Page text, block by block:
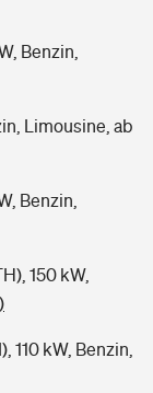
Benzin,
Limousine, ab
Benzin,
150 kW,
110 kW, Benzin,